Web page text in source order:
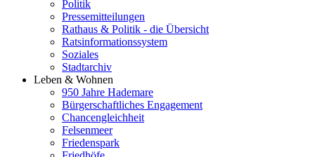
Politik
Pressemitteilungen
Rathaus & Politik - die Übersicht
Ratsinformationssystem
Soziales
Stadtarchiv
Leben & Wohnen
950 Jahre Hademare
Bürgerschaftliches Engagement
Chancengleichheit
Felsenmeer
Friedenspark